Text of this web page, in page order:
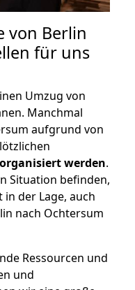
von Berlin
für uns
Umzug von
Manchmal
aufgrund von
werden.
Situation befinden,
in der Lage, auch
nach Ochtersum
Ressourcen und
und